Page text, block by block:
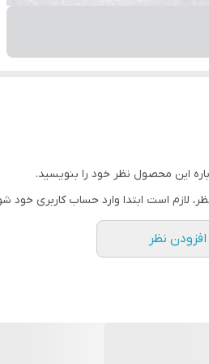
این محصول نظر خود را بنویسید.
لازم است ابتدا وارد حساب کاربری خود
افزودن نظر